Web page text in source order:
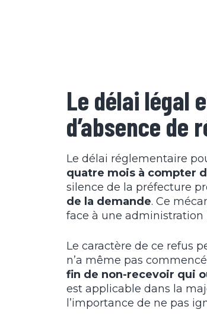
Le délai légal
d’absence de
Le délai réglementaire
quatre mois à compter
silence de la préfecture
de la demande. Ce
face à une administration
Le caractère de ce refus
n’a même pas
fin de non-recevoir qui
est applicable dans la
l’importance de ne pas